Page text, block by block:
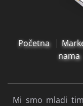
Početna
nama
Mi smo mladi